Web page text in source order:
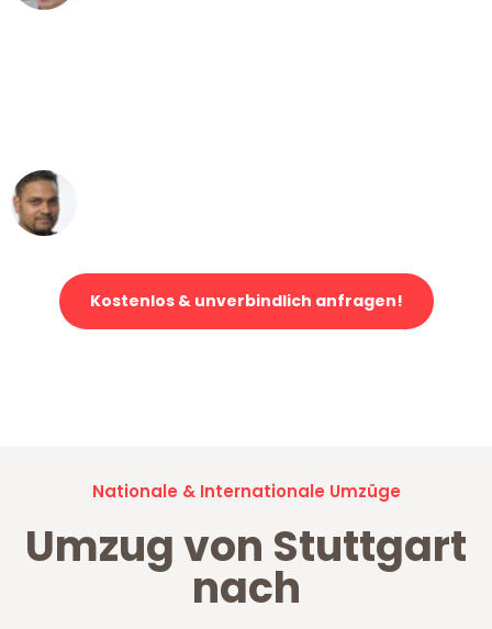
Kostenlos & unverbindlich anfragen!
Nationale & Internationale Umzüge
Umzug von Stuttgart
nach